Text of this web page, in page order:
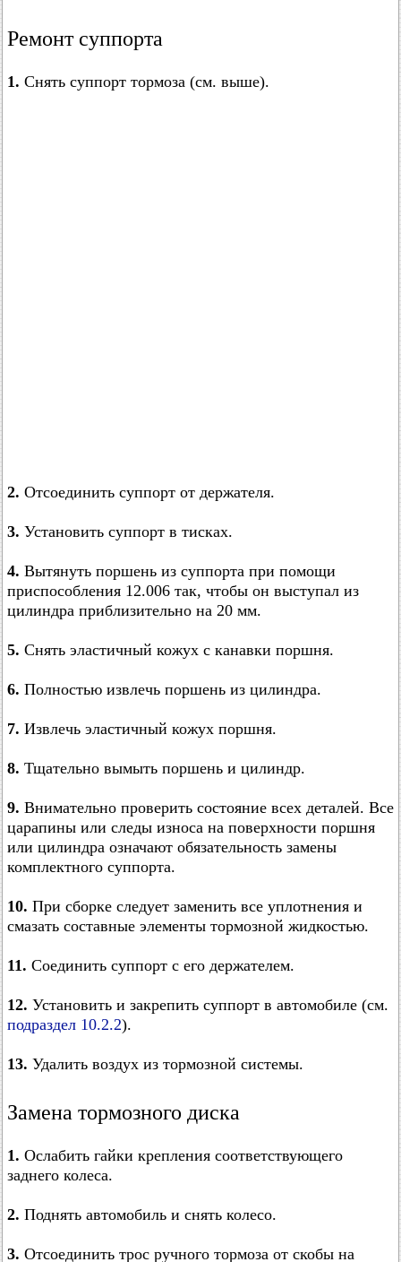
Ремонт суппорта
1. Снять суппорт тормоза (см. выше).
2. Отсоединить суппорт от держателя.
3. Установить суппорт в тисках.
4. Вытянуть поршень из суппорта при помощи
приспособления 12.006 так, чтобы он выступал из
цилиндра приблизительно на 20 мм.
5. Снять эластичный кожух с канавки поршня.
6. Полностью извлечь поршень из цилиндра.
7. Извлечь эластичный кожух поршня.
8. Тщательно вымыть поршень и цилиндр.
9. Внимательно проверить состояние всех деталей. Все
царапины или следы износа на поверхности поршня
или цилиндра означают обязательность замены
комплектного суппорта.
10. При сборке следует заменить все уплотнения и
смазать составные элементы тормозной жидкостью.
11. Соединить суппорт с его держателем.
12. Установить и закрепить суппорт в автомобиле (см.
подраздел 10.2.2).
13. Удалить воздух из тормозной системы.
Замена тормозного диска
1. Ослабить гайки крепления соответствующего
заднего колеса.
2. Поднять автомобиль и снять колесо.
3. Отсоединить трос ручного тормоза от скобы на